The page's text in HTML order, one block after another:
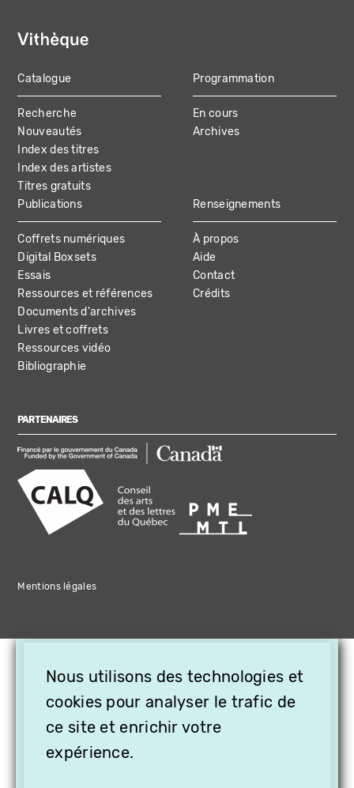
MAIN
NAVIGATION
Catalogue
Recherche
Nouveautés
Index des titres
Index des artistes
Titres gratuits
Programmation
En cours
Archives
Publications
Coffrets numériques
Digital Boxsets
Essais
Ressources et références
Documents d'archives
Livres et coffrets
Ressources vidéo
Bibliographie
Renseignements
À propos
Aide
Contact
Crédits
PARTENAIRES
Mentions légales
Nous utilisons des technologies et
cookies pour analyser le trafic de
ce site et enrichir votre
expérience.
OFFREZ LA VIDÉO EN
CADEAU, ABONNEZ VOS
PROCHES À VITHÈQUE !